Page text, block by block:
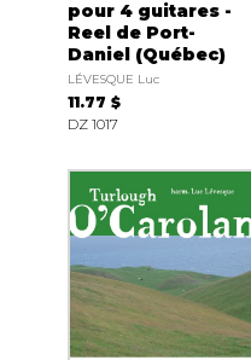
pour 4 guitares -
Reel de Port-
Daniel (Québec)
LÉVESQUE Luc
11.77 $
DZ 1017